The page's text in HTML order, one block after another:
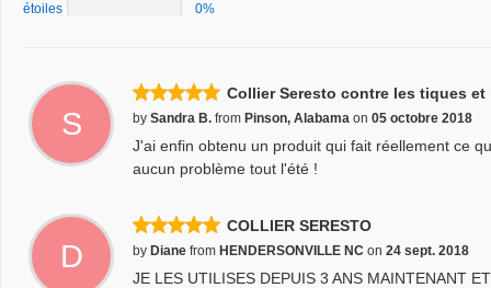
étoiles
0%
S
Collier Seresto contre les tiques et
by Sandra B. from Pinson, Alabama on 05 octobre 2018
J'ai enfin obtenu un produit qui fait réellement ce
aucun problème tout l'été !
D
COLLIER SERESTO
by Diane from HENDERSONVILLE NC on 24 sept. 2018
JE LES UTILISES DEPUIS 3 ANS MAINTENANT